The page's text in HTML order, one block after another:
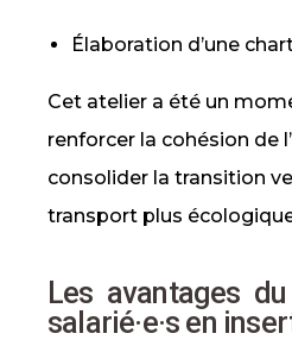
Élaboration d’une
Cet atelier a été un
renforcer la cohésion de
consolider la transition
transport plus
Les avantages
salarié·e·s en